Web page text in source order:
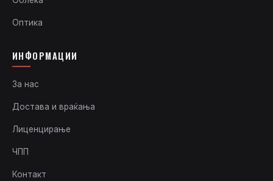
Оптика
ИНФОРМАЦИИ
За нас
Достава и враќања
Лиценцирање
ЧПП
Контакт